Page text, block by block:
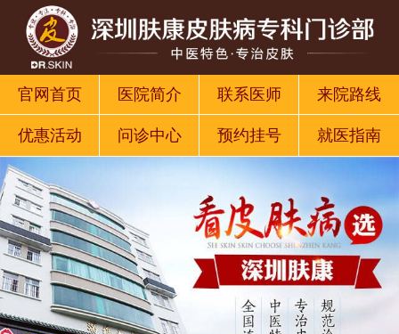
官网首页 医院简介 联系医师 来院路线
优惠活动 问诊中心 预约挂号 就医指南